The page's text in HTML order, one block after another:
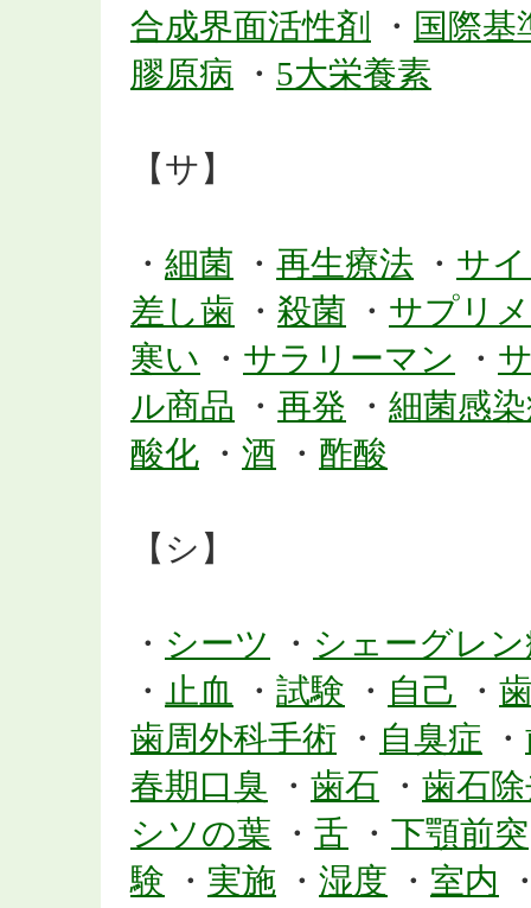
合成界面活性剤
・ 国際基
膠原病 ・ 5大栄養素
【サ】
・ 細菌 ・ 再生療法 ・ サ
差し歯 ・ 殺菌 ・ サプリ
寒い ・ サラリーマン ・
ル商品 ・ 再発 ・ 細菌感
酸化 ・ 酒 ・ 酢酸
【シ】
・ シーツ ・ シェーグレ
・ 止血 ・ 試験 ・ 自己 ・
歯周外科手術 ・ 自臭症 ・
春期口臭 ・ 歯石 ・ 歯石
シソの葉 ・ 舌 ・ 下顎前突
験 ・ 実施 ・ 湿度 ・ 室内